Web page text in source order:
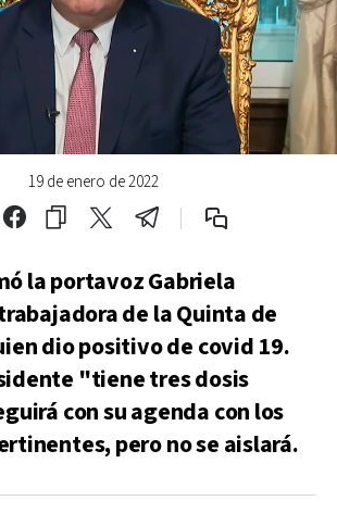
19 de enero de 2022
la portavoz Gabriela
de la Quinta de
dio positivo de covid 19.
"tiene tres dosis
con su agenda con los
pero no se aislará.